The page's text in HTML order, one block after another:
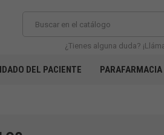
¿Tienes alguna duda?
DEL PACIENTE PARAFARMACIA